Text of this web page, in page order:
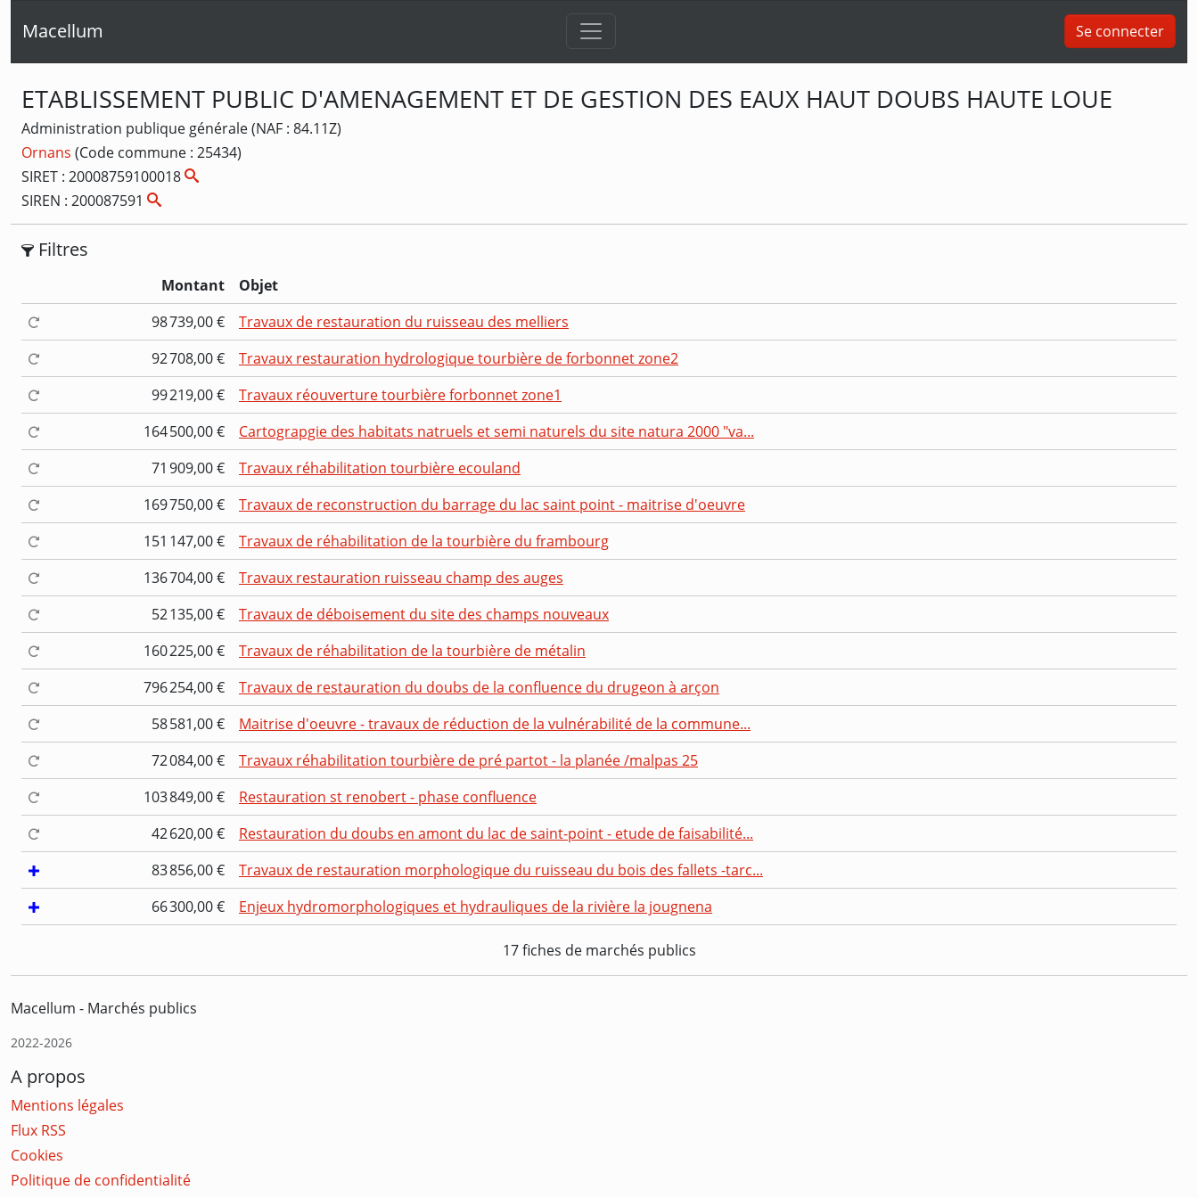
Macellum Se connecter
ETABLISSEMENT PUBLIC D'AMENAGEMENT ET DE GESTION DES EAUX HAUT DOUBS HAUTE LOUE
Administration publique générale (NAF : 84.11Z)
Ornans (Code commune : 25434)
SIRET : 20008759100018
SIREN : 200087591
Filtres
Montant
Objet
98 739,00 €
Travaux de restauration du ruisseau des melliers
92 708,00 €
Travaux restauration hydrologique tourbière de forbonnet zone2
99 219,00 €
Travaux réouverture tourbière forbonnet zone1
164 500,00 €
Cartograpgie des habitats natruels et semi naturels du site natura 2000 "va...
71 909,00 €
Travaux réhabilitation tourbière ecouland
169 750,00 €
Travaux de reconstruction du barrage du lac saint point - maitrise d'oeuvre
151 147,00 €
Travaux de réhabilitation de la tourbière du frambourg
136 704,00 €
Travaux restauration ruisseau champ des auges
52 135,00 €
Travaux de déboisement du site des champs nouveaux
160 225,00 €
Travaux de réhabilitation de la tourbière de métalin
796 254,00 €
Travaux de restauration du doubs de la confluence du drugeon à arçon
58 581,00 €
Maitrise d'oeuvre - travaux de réduction de la vulnérabilité de la commune...
72 084,00 €
Travaux réhabilitation tourbière de pré partot - la planée /malpas 25
103 849,00 €
Restauration st renobert - phase confluence
42 620,00 €
Restauration du doubs en amont du lac de saint-point - etude de faisabilité...
83 856,00 €
Travaux de restauration morphologique du ruisseau du bois des fallets -tarc...
66 300,00 €
Enjeux hydromorphologiques et hydrauliques de la rivière la jougnena
17 fiches de marchés publics
Macellum - Marchés publics
2022-2026
A propos
Mentions légales
Flux RSS
Cookies
Politique de confidentialité